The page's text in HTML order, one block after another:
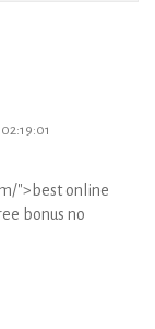
">best online
bonus no